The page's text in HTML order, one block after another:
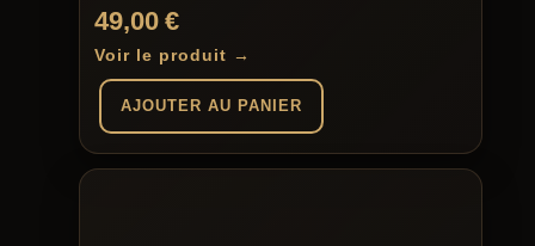
49,00€
Voir le produit →
AJOUTER AU PANIER